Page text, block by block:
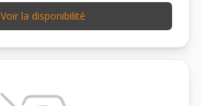
Voir la disponibilité